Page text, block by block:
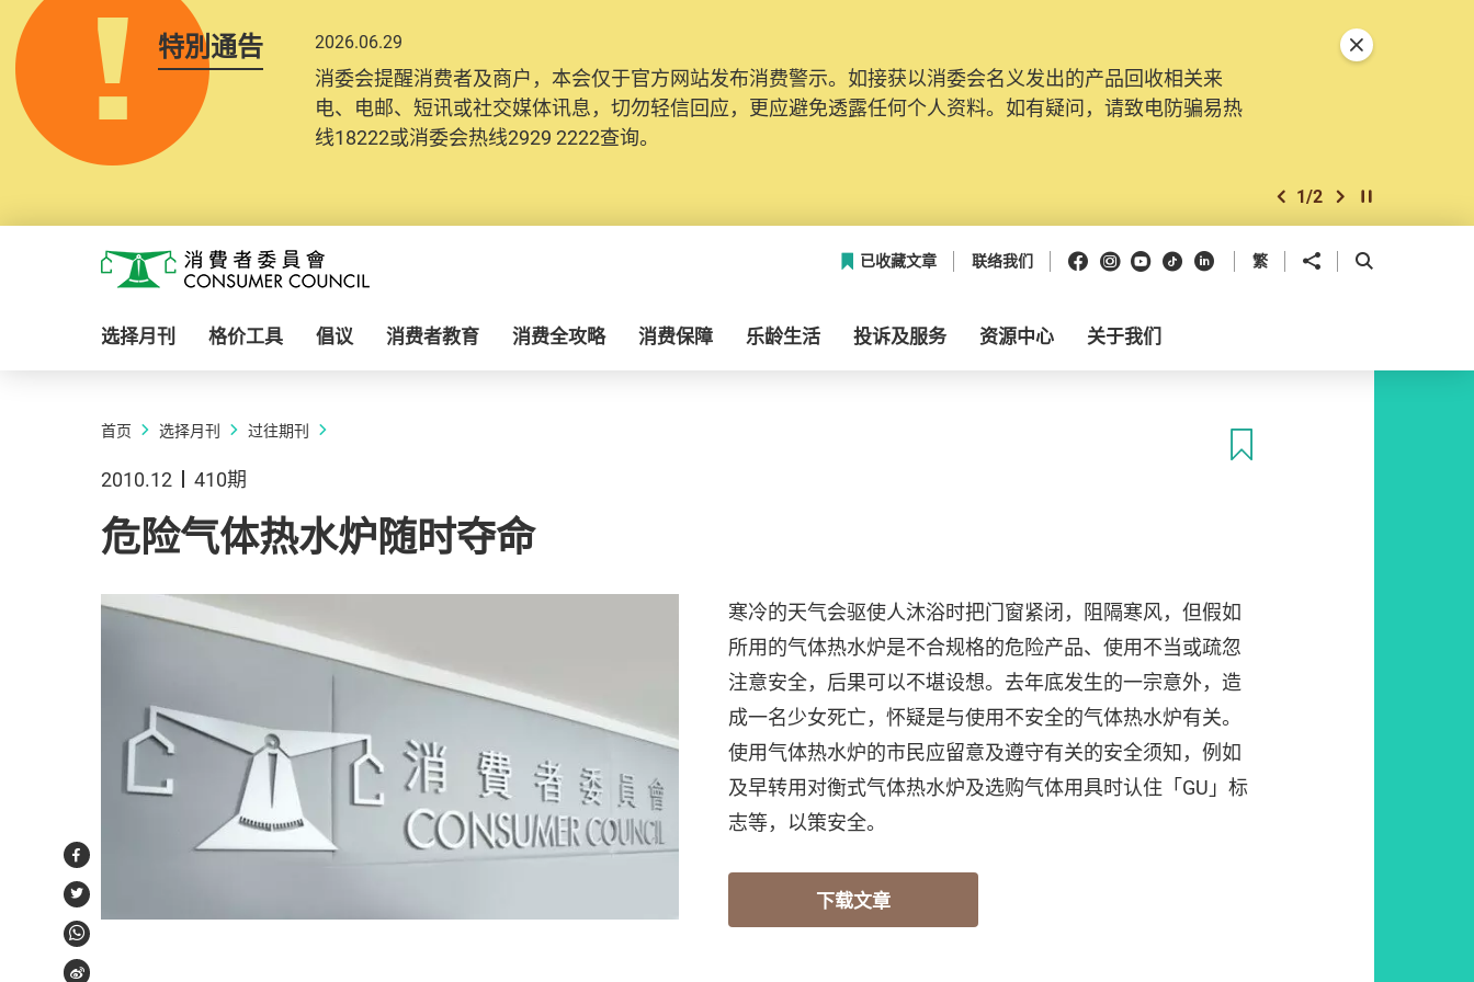
特別通告 2026.06.29
消委会提醒消费者及商户，本会仅于官方网站发布消费警示。如接获以消委会名义发出的产品回收相关来
电、电邮、短讯或社交媒体讯息，切勿轻信回应，更应避免透露任何个人资料。如有疑问，请致电防骗易热
线18222或消委会热线2929 2222查询。
上一个
1/2 下一个开始/暂停幻灯
关闭特別通告
消费者委员会
已收藏文章 联络我们 Facebook
Instagram
Youtube
抖音领英 繁 分享到 开启搜寻框
选择月刊 格价工具 倡议 消费者教育 消费全攻略 消费保障 乐龄生活 投诉及服务 资源中心 关于我们
首页 选择月刊 过往期刊
2010.12 410期
危险气体热水炉随时夺命
寒冷的天气会驱使人沐浴时把门窗紧闭，阻隔寒风，但假如
所用的气体热水炉是不合规格的危险产品、使用不当或疏忽
注意安全，后果可以不堪设想。去年底发生的一宗意外，造
成一名少女死亡，怀疑是与使用不安全的气体热水炉有关。
使用气体热水炉的市民应留意及遵守有关的安全须知，例如
及早转用对衡式气体热水炉及选购气体用具时认住「GU」标
志等，以策安全。
下载文章
Facebook
Twitter
WhatsApp